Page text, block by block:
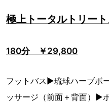
極上トータルトリー
180分 ￥29,800
フットバス▶琉球ハーブボ
ッサージ（前面＋背面）▶